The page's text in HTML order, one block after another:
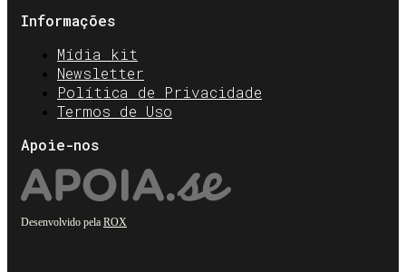
Informações
Mídia kit
Newsletter
Política de Privacidade
Termos de Uso
Apoie-nos
Desenvolvido pela ROX